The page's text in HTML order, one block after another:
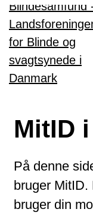
Gå til
MitID
På denne
bruger
bruger din